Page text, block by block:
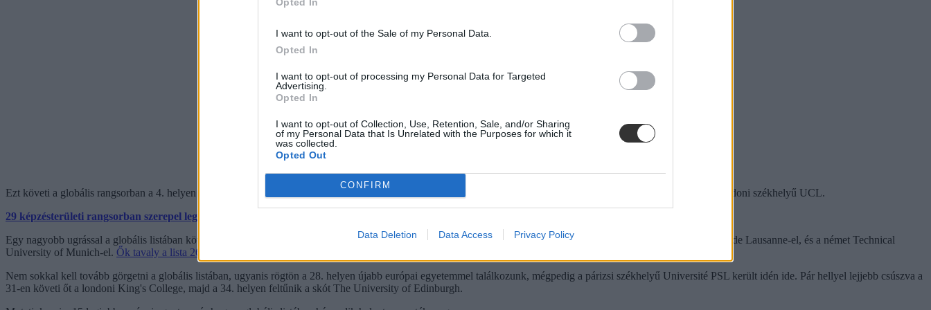
I want to opt-out of the Sale of my Personal Data.
Opted In
I want to opt-out of processing my Personal Data for Targeted
Advertising.
Opted In
I want to opt-out of Collection, Use, Retention, Sale, and/or Sharing
of my Personal Data that Is Unrelated with the Purposes for which it
was collected.
Opted Out
CONFIRM
Data Deletion Data Access Privacy Policy
Ezt követi a globális rangsorban a 4. helyen szereplő Oxford, majd az idén 6. helyezett Cambridge, a 7. helyét megtartó svájci ETH Zürich és a 9. helyen szereplő, londoni székhelyű UCL.
29 képzésterületi rangsorban szerepel legalább egy magyar egyetem - itt a QS 2025-ös listája
Egy nagyobb ugrással a globális listában következőnek a 22. helyen találkozunk fej-fej mellett két európai egyetemmel. A svájci EPFL – École polytechnique fédérale de Lausanne-el, és a német Technical
University of Munich-el. Ők tavaly a lista 26. és 28. helyén szerepeltek.
Nem sokkal kell tovább görgetni a globális listában, ugyanis rögtön a 28. helyen újabb európai egyetemmel találkozunk, mégpedig a párizsi székhelyű Université PSL került idén ide. Pár hellyel lejjebb csúszva a
31-en követi őt a londoni King's College, majd a 34. helyen feltűnik a skót The University of Edinburgh.